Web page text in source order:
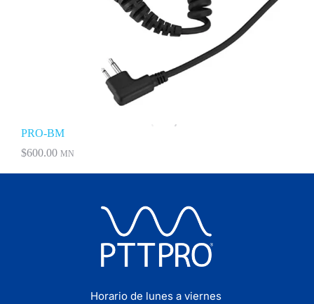
PRO-BM
$600.00 MN
Horario de lunes a viernes